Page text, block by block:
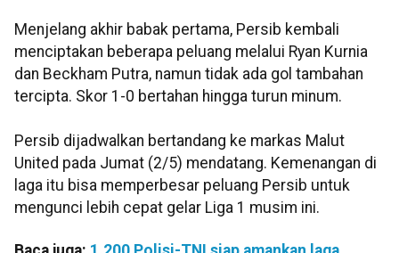
Menjelang akhir babak pertama, Persib kembali
menciptakan beberapa peluang melalui Ryan Kurnia
dan Beckham Putra, namun tidak ada gol tambahan
tercipta. Skor 1-0 bertahan hingga turun minum.
Persib dijadwalkan bertandang ke markas Malut
United pada Jumat (2/5) mendatang. Kemenangan di
laga itu bisa memperbesar peluang Persib untuk
mengunci lebih cepat gelar Liga 1 musim ini.